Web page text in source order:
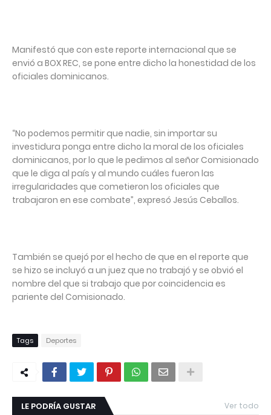
Manifestó que con este reporte internacional que se
envió a BOX REC, se pone entre dicho la honestidad de los
oficiales dominicanos.
“No podemos permitir que nadie, sin importar su
investidura ponga entre dicho la moral de los oficiales
dominicanos, por lo que le pedimos al señor Comisionado
que le diga al país y al mundo cuáles fueron las
irregularidades que cometieron los oficiales que
trabajaron en ese combate”, expresó Jesús Ceballos.
También se quejó por el hecho de que en el reporte que
se hizo se incluyó a un juez que no trabajó y se obvió el
nombre del que si trabajo que por coincidencia es
pariente del Comisionado.
Tags Deportes
LE PODRÍA GUSTAR Ver todo